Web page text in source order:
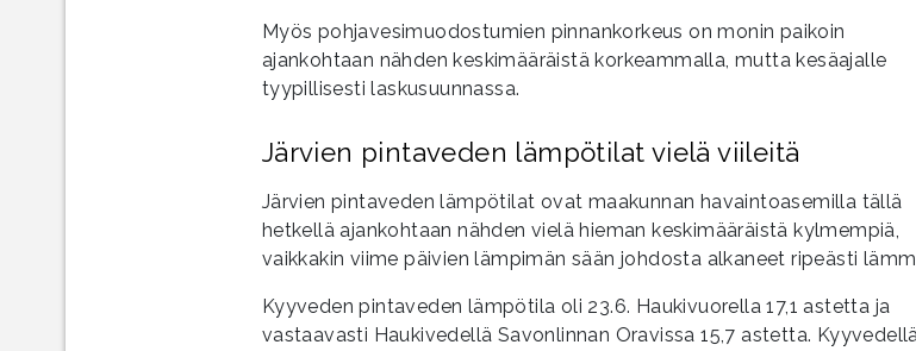
Myös pohjavesimuodostumien pinnankorkeus on monin paikoin
ajankohtaan nähden keskimääräistä korkeammalla, mutta kesäajalle
tyypillisesti laskusuunnassa.
Järvien pintaveden lämpötilat vielä viileitä
Järvien pintaveden lämpötilat ovat maakunnan havaintoasemilla tällä
hetkellä ajankohtaan nähden vielä hieman keskimääräistä kylmempiä,
vaikkakin viime päivien lämpimän sään johdosta alkaneet ripeästi
Kyyveden pintaveden lämpötila oli 23.6. Haukivuorella 17,1 astetta ja
vastaavasti Haukivedellä Savonlinnan Oravissa 15,7 astetta.